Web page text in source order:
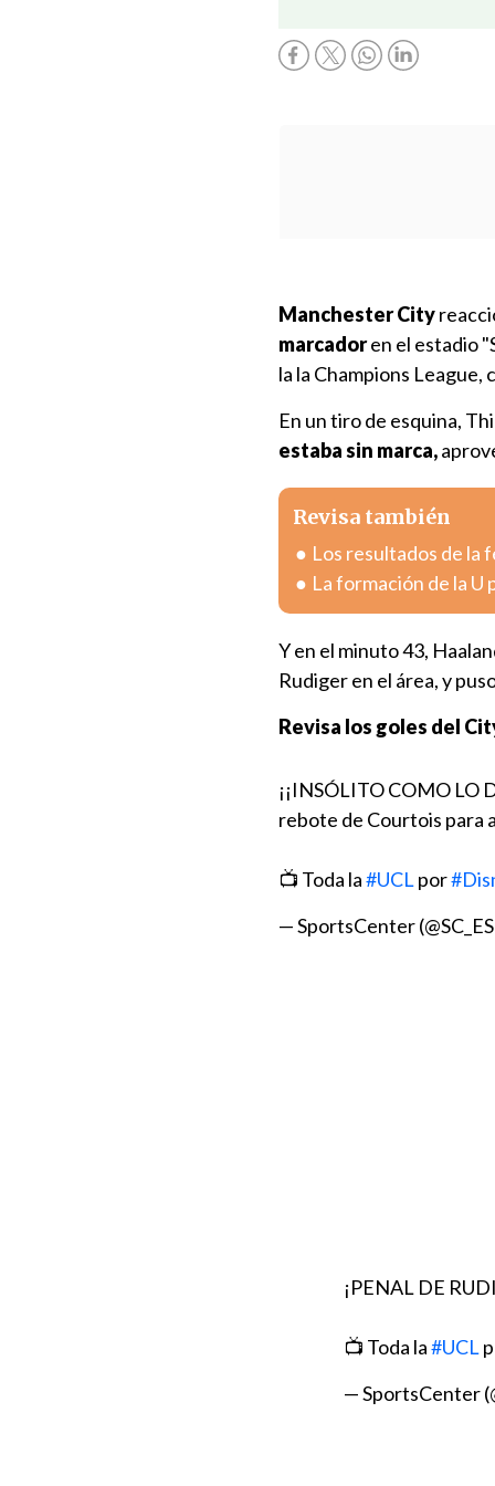
Manchester City
marcadoren el estadio
la la Champions
En un tiro de esquina,
estaba sin marca,
Revisa también
Los resultados de la
La formación de la U
Y en el minuto 43,
Rudiger en el área, y
Revisa los goles del
¡¡INSÓLITO COMO LO
rebote de Courtois para
📺 Toda la#UCLpor
— SportsCenter
¡PENAL DE
📺 Toda la#UCL
— SportsCenter